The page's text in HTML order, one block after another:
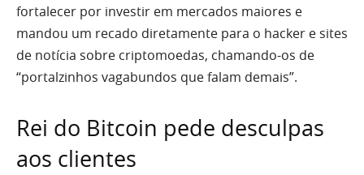
fortalecer por investir em mercados maiores e
mandou um recado diretamente para o hacker e sites
de notícia sobre criptomoedas, chamando-os de
“portalzinhos vagabundos que falam demais”.
Rei do Bitcoin pede desculpas
aos clientes